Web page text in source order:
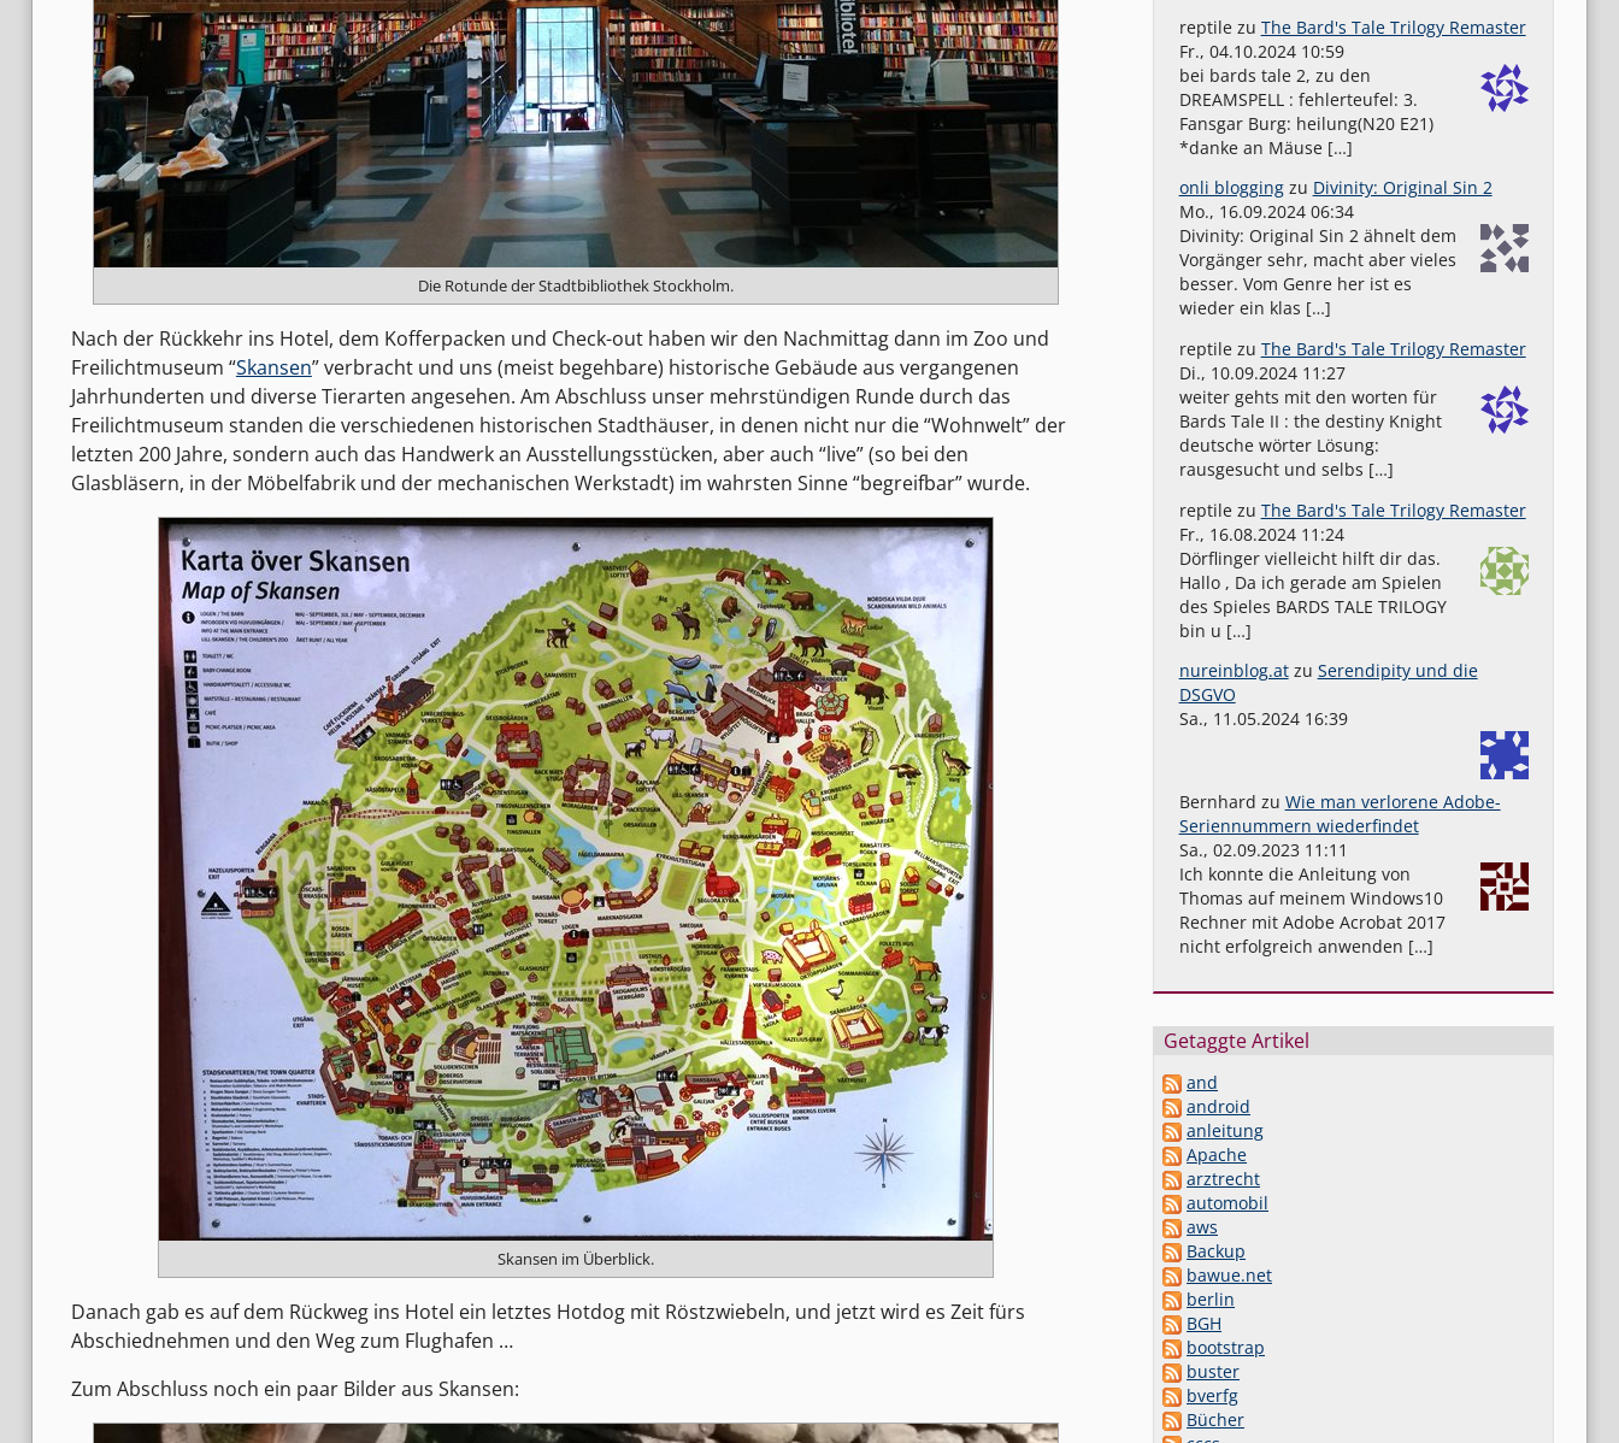
Die Rotunde der Stadtbibliothek Stockholm.
Nach der Rückkehr ins Hotel, dem Kofferpacken und Check-out haben wir den Nachmittag dann im Zoo und
Freilichtmuseum “Skansen” verbracht und uns (meist begehbare) historische Gebäude aus vergangenen
Jahrhunderten und diverse Tierarten angesehen. Am Abschluss unser mehrstündigen Runde durch das
Freilichtmuseum standen die verschiedenen historischen Stadthäuser, in denen nicht nur die “Wohnwelt” der
letzten 200 Jahre, sondern auch das Handwerk an Ausstellungsstücken, aber auch “live” (so bei den
Glasbläsern, in der Möbelfabrik und der mechanischen Werkstadt) im wahrsten Sinne “begreifbar” wurde.
Skansen im Überblick.
Danach gab es auf dem Rückweg ins Hotel ein letztes Hotdog mit Röstzwiebeln, und jetzt wird es Zeit fürs
Abschiednehmen und den Weg zum Flughafen …
Zum Abschluss noch ein paar Bilder aus Skansen:
reptilezu The Bard's Tale Trilogy Remaster
Fr., 04.10.2024 10:59
bei bards tale 2, zu den
DREAMSPELL : fehlerteufel: 3.
Fansgar Burg: heilung(N20 E21)
*danke an Mäuse […]
onli bloggingzu Divinity: Original Sin 2
Mo., 16.09.2024 06:34
Divinity: Original Sin 2 ähnelt dem
Vorgänger sehr, macht aber vieles
besser. Vom Genre her ist es
wieder ein klas […]
reptilezu The Bard's Tale Trilogy Remaster
Di., 10.09.2024 11:27
weiter gehts mit den worten für
Bards Tale II : the destiny Knight
deutsche wörter Lösung:
rausgesucht und selbs […]
reptilezu The Bard's Tale Trilogy Remaster
Fr., 16.08.2024 11:24
Dörflinger vielleicht hilft dir das.
Hallo , Da ich gerade am Spielen
des Spieles BARDS TALE TRILOGY
bin u […]
nureinblog.atzu Serendipity und die
DSGVO
Sa., 11.05.2024 16:39
Bernhard zu Wie man verlorene Adobe-
Seriennummern wiederfindet
Sa., 02.09.2023 11:11
Ich konnte die Anleitung von
Thomas auf meinem Windows10
Rechner mit Adobe Acrobat 2017
nicht erfolgreich anwenden […]
Getaggte Artikel
and
android
anleitung
Apache
arztrecht
automobil
aws
Backup
bawue.net
berlin
BGH
bootstrap
buster
bverfg
Bücher